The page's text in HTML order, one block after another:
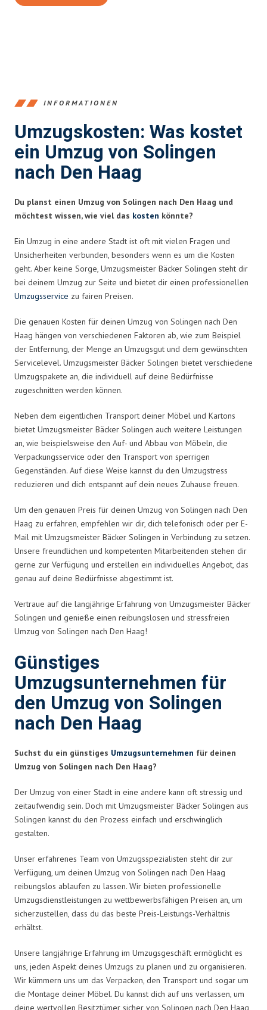
INFORMATIONEN
Umzugskosten: Was kostet
ein Umzug von Solingen
nach Den Haag
Du planst einen Umzug von Solingen nach Den Haag und
möchtest wissen, wie viel das kosten könnte?
Ein Umzug in eine andere Stadt ist oft mit vielen Fragen und
Unsicherheiten verbunden, besonders wenn es um die Kosten
geht. Aber keine Sorge, Umzugsmeister Bäcker Solingen steht dir
bei deinem Umzug zur Seite und bietet dir einen professionellen
Umzugsservice zu fairen Preisen.
Die genauen Kosten für deinen Umzug von Solingen nach Den
Haag hängen von verschiedenen Faktoren ab, wie zum Beispiel
der Entfernung, der Menge an Umzugsgut und dem gewünschten
Servicelevel. Umzugsmeister Bäcker Solingen bietet verschiedene
Umzugspakete an, die individuell auf deine Bedürfnisse
zugeschnitten werden können.
Neben dem eigentlichen Transport deiner Möbel und Kartons
bietet Umzugsmeister Bäcker Solingen auch weitere Leistungen
an, wie beispielsweise den Auf- und Abbau von Möbeln, die
Verpackungsservice oder den Transport von sperrigen
Gegenständen. Auf diese Weise kannst du den Umzugstress
reduzieren und dich entspannt auf dein neues Zuhause freuen.
Um den genauen Preis für deinen Umzug von Solingen nach Den
Haag zu erfahren, empfehlen wir dir, dich telefonisch oder per E-
Mail mit Umzugsmeister Bäcker Solingen in Verbindung zu setzen.
Unsere freundlichen und kompetenten Mitarbeitenden stehen dir
gerne zur Verfügung und erstellen ein individuelles Angebot, das
genau auf deine Bedürfnisse abgestimmt ist.
Vertraue auf die langjährige Erfahrung von Umzugsmeister Bäcker
Solingen und genieße einen reibungslosen und stressfreien
Umzug von Solingen nach Den Haag!
Günstiges
Umzugsunternehmen für
den Umzug von Solingen
nach Den Haag
Suchst du ein günstiges Umzugsunternehmen für deinen
Umzug von Solingen nach Den Haag?
Der Umzug von einer Stadt in eine andere kann oft stressig und
zeitaufwendig sein. Doch mit Umzugsmeister Bäcker Solingen aus
Solingen kannst du den Prozess einfach und erschwinglich
gestalten.
Unser erfahrenes Team von Umzugsspezialisten steht dir zur
Verfügung, um deinen Umzug von Solingen nach Den Haag
reibungslos ablaufen zu lassen. Wir bieten professionelle
Umzugsdienstleistungen zu wettbewerbsfähigen Preisen an, um
sicherzustellen, dass du das beste Preis-Leistungs-Verhältnis
erhältst.
Unsere langjährige Erfahrung im Umzugsgeschäft ermöglicht es
uns, jeden Aspekt deines Umzugs zu planen und zu organisieren.
Wir kümmern uns um das Verpacken, den Transport und sogar um
die Montage deiner Möbel. Du kannst dich auf uns verlassen, um
deine wertvollen Besitztümer sicher von Solingen nach Den Haag